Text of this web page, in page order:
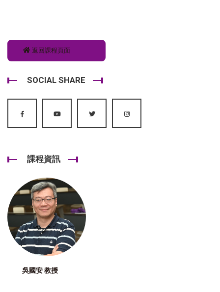
返回課程頁面
SOCIAL SHARE
課程資訊
吳國安 教授